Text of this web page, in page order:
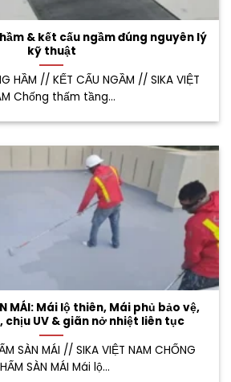
& kết cấu ngầm đúng nguyên lý
kỹ thuật
HẦM // KẾT CẤU NGẦM // SIKA VIỆT
Chống thấm tầng...
MÁI: Mái lộ thiên, Mái phủ bảo vệ,
UV & giãn nở nhiệt liên tục
SÀN MÁI // SIKA VIỆT NAM CHỐNG
SÀN MÁI Mái lộ...